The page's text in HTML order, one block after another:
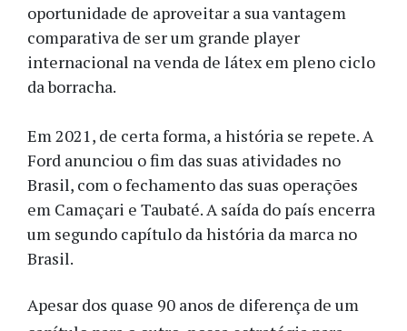
oportunidade de aproveitar a sua vantagem
comparativa de ser um grande player
internacional na venda de látex em pleno ciclo
da borracha.
Em 2021, de certa forma, a história se repete. A
Ford anunciou o fim das suas atividades no
Brasil, com o fechamento das suas operações
em Camaçari e Taubaté. A saída do país encerra
um segundo capítulo da história da marca no
Brasil.
Apesar dos quase 90 anos de diferença de um